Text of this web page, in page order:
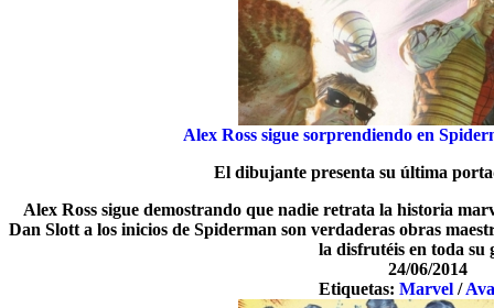
Alex Ross sigue sorprendiendo en
El dibujante presenta su última
Alex Ross sigue demostrando que nadie retrata la historia
Dan Slott a los inicios de Spiderman son verdaderas obras
la disfrutéis en toda su
24/06/2014
Etiquetas:Marvel /